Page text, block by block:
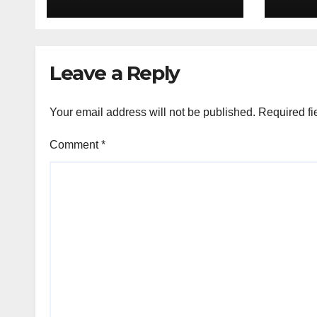
Leave a Reply
Your email address will not be published. Required
Comment*